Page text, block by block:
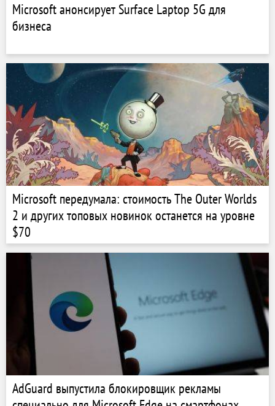
Microsoft анонсирует Surface Laptop 5G для
бизнеса
Microsoft передумала: стоимость The Outer Worlds
2 и других топовых новинок останется на уровне
$70
AdGuard выпустила блокировщик рекламы